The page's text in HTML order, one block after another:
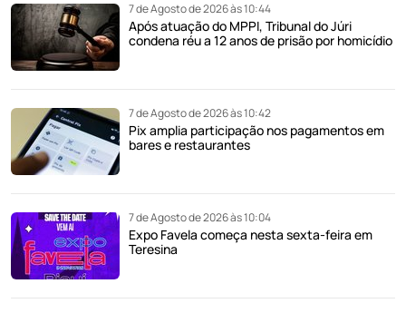
7 de Agosto de 2026 às 10:44
Após atuação do MPPI, Tribunal do Júri
condena réu a 12 anos de prisão por homicídio
7 de Agosto de 2026 às 10:42
Pix amplia participação nos pagamentos em
bares e restaurantes
7 de Agosto de 2026 às 10:04
Expo Favela começa nesta sexta-feira em
Teresina